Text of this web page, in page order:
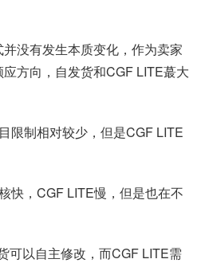
没有发生本质变化，作为卖家
方向，自发货和CGF LITE蕞大
限制相对较少，但是CGF LITE
快，CGF LITE慢，但是也在不
可以自主修改，而CGF LITE需